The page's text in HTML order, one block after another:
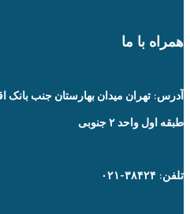
همراه با ما
طبقه اول واحد ۲ جنوبی
تلفن: ۳۸۴۲۴-۰۲۱